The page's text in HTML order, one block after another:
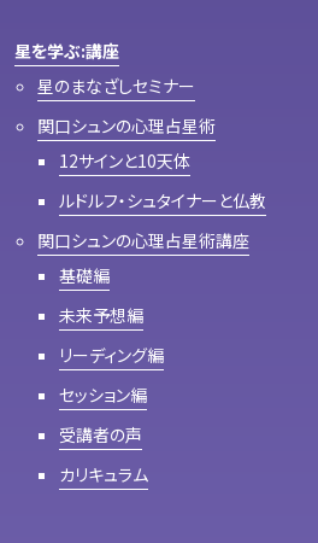
星を学ぶ:講座
星のまなざしセミナー
関口シュンの心理占星術
12サインと10天体
ルドルフ・シュタイナーと仏教
関口シュンの心理占星術講座
基礎編
未来予想編
リーディング編
セッション編
受講者の声
カリキュラム